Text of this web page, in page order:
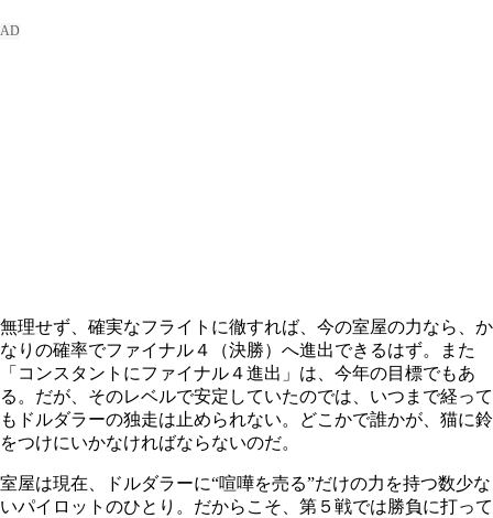
無理せず、確実なフライトに徹すれば、今の室屋の力なら、か
なりの確率でファイナル４（決勝）へ進出できるはず。また
「コンスタントにファイナル４進出」は、今年の目標でもあ
る。だが、そのレベルで安定していたのでは、いつまで経って
もドルダラーの独走は止められない。どこかで誰かが、猫に鈴
をつけにいかなければならないのだ。
室屋は現在、ドルダラーに“喧嘩を売る”だけの力を持つ数少な
いパイロットのひとり。だからこそ、第５戦では勝負に打って